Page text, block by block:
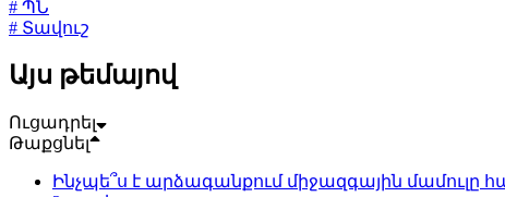
# ՊՆ
# Տավուշ
Այս թեմայով
Ուցադրել
Թաքցնել
Ինչպե՞ս է արձագանքում միջազգային